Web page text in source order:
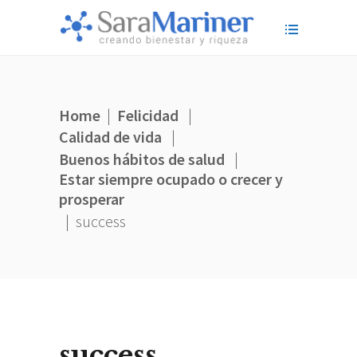
Home | Felicidad |
Calidad de vida |
Buenos hábitos de salud |
Estar siempre ocupado o crecer y
prosperar
| success